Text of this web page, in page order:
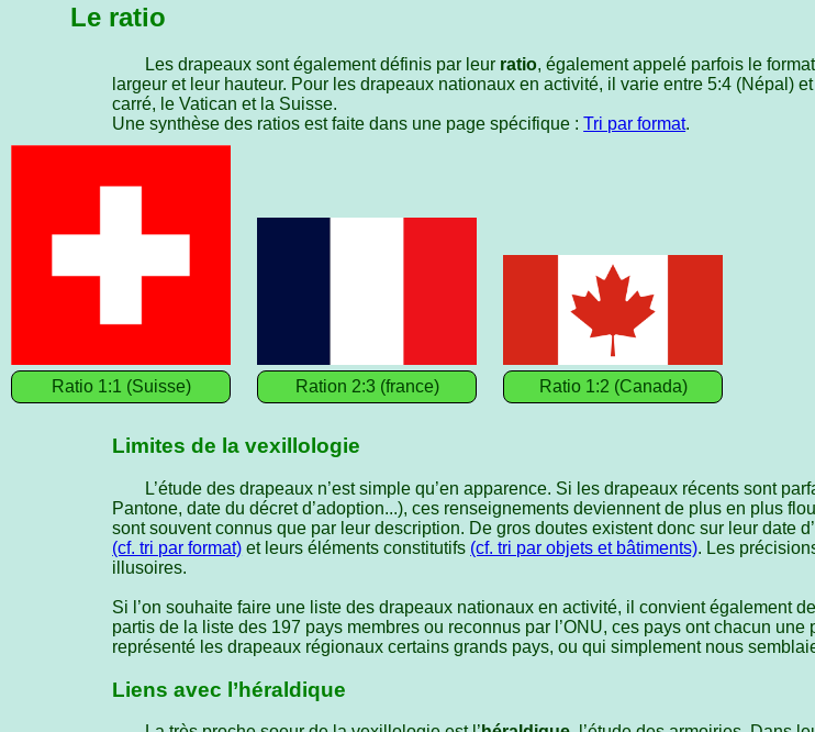
Le ratio
Les drapeaux sont également définis par leur ratio, également appelé parfois le
largeur et leur hauteur. Pour les drapeaux nationaux en activité, il varie entre 5:4 (Népal)
carré, le Vatican et la Suisse.
Une synthèse des ratios est faite dans une page spécifique :Tri par format.
Ratio 1:1 (Suisse) Ration 2:3 (france) Ratio 1:2 (Canada)
Limites de la vexillologie
L’étude des drapeaux n’est simple qu’en apparence. Si les drapeaux récents sont
Pantone, date du décret d’adoption...), ces renseignements deviennent de plus en plus
sont souvent connus que par leur description. De gros doutes existent donc sur leur date
(cf. tri par format) et leurs éléments constitutifs (cf. tri par objets et bâtiments). Les
illusoires.
Si l’on souhaite faire une liste des drapeaux nationaux en activité, il convient également
partis de la liste des 197 pays membres ou reconnus par l’ONU, ces pays ont chacun
représenté les drapeaux régionaux certains grands pays, ou qui simplement nous
Liens avec l’héraldique